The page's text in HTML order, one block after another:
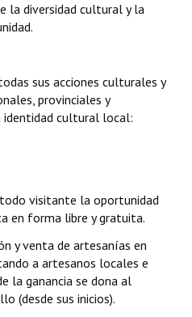
la diversidad cultural y la
sus acciones culturales y
provinciales y
identidad cultural local:
visitante la oportunidad
en forma libre y gratuita.
y venta de artesanías en
a artesanos locales e
la ganancia se dona al
(desde sus inicios).